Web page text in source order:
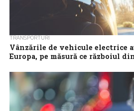
TRANSPORTURI
Vânzările de vehicule electrice
Europa, pe măsură ce războiul
Cererea de vehicule electrice în
deoarece prețurile ridicate la
Iran, propulsează vânzările de...